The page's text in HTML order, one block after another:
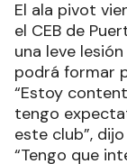
El ala pivot
el CEB de
una leve
podrá formar
“Estoy
tengo
este club”,
“Tengo que